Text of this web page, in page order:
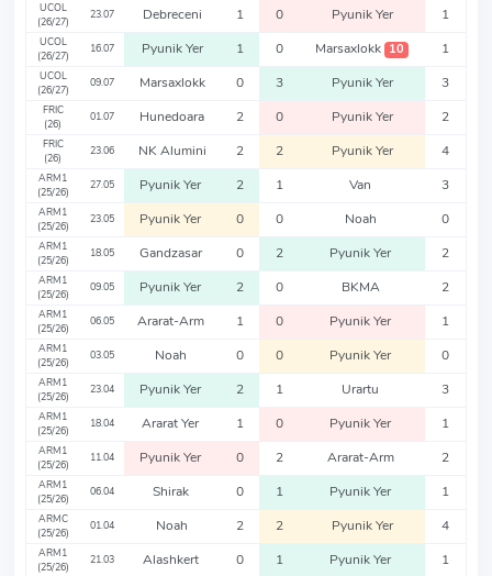
UCOL
(26/27)
23.07 Debreceni 1 0 Pyunik Yer 1
UCOL
(26/27)
16.07 Pyunik Yer 1 0 Marsaxlokk 10 1
UCOL
(26/27)
09.07 Marsaxlokk 0 3 Pyunik Yer 3
FRIC
(26)
01.07 Hunedoara 2 0 Pyunik Yer 2
FRIC
(26)
23.06 NK Alumini 2 2 Pyunik Yer 4
ARM1
(25/26)
27.05 Pyunik Yer 2 1 Van 3
ARM1
(25/26)
23.05 Pyunik Yer 0 0 Noah 0
ARM1
(25/26)
18.05 Gandzasar 0 2 Pyunik Yer 2
ARM1
(25/26)
09.05 Pyunik Yer 2 0 BKMA 2
ARM1
(25/26)
06.05 Ararat-Arm 1 0 Pyunik Yer 1
ARM1
(25/26)
03.05 Noah 0 0 Pyunik Yer 0
ARM1
(25/26)
23.04 Pyunik Yer 2 1 Urartu 3
ARM1
(25/26)
18.04 Ararat Yer 1 0 Pyunik Yer 1
ARM1
(25/26)
11.04 Pyunik Yer 0 2 Ararat-Arm 2
ARM1
(25/26)
06.04 Shirak 0 1 Pyunik Yer 1
ARMC
(25/26)
01.04 Noah 2 2 Pyunik Yer 4
ARM1
(25/26)
21.03 Alashkert 0 1 Pyunik Yer 1